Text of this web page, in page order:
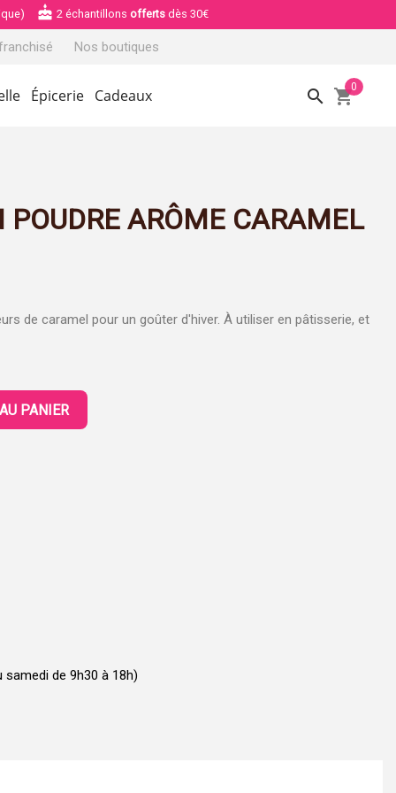
cake 2 échantillons offerts dès 30€
Nos boutiques
Épicerie Cadeaux search shopping_cart0
POUDRE ARÔME CARAMEL
de caramel pour un goûter d'hiver. À utiliser en pâtisserie, et
PANIER
samedi de 9h30 à 18h)